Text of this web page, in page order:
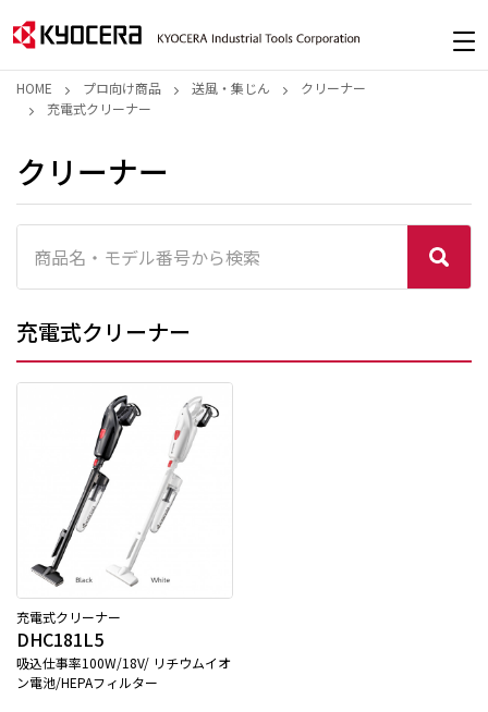
HOME プロ向け商品 送風・集じん
クリーナー
充電式クリーナー
クリーナー
充電式クリーナー
充電式クリーナー
DHC181L5
吸込仕事率100W/18V/ リチウムイオ
ン電池/HEPAフィルター